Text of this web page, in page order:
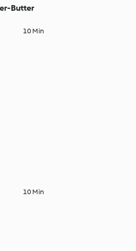
Butter
10 Min
10 Min